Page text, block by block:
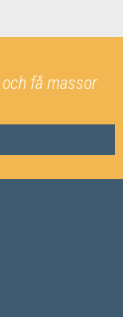
få massor